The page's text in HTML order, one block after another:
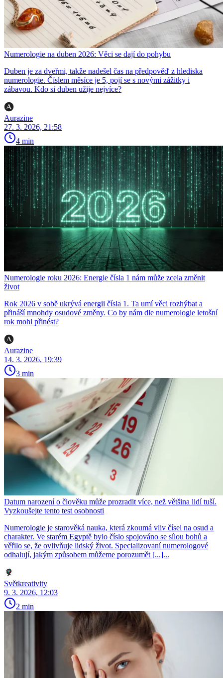
Numerologie na duben 2026: Věci se dají do pohybu
Duben je za dveřmi, takže nadešel čas na předpověď z hlediska
numerologie. Číslem měsíce je 5, pojí se s novými zážitky i
zábavou. Kdo si duben užije nejvíce?
Aurazine
27. 3. 2026, 21:58
4 min
Numerologie roku 2026: Energie čísla 1 nám může zcela změnit
život
Rok 2026 v sobě ukrývá energii čísla 1. Ta umí věci rozhýbat a
přináší mnohdy osudové změny. Co by nám dle numerologie letošní
rok mohl přinést?
Aurazine
14. 3. 2026, 19:39
3 min
Datum narození o člověku může prozradit více, než většina lidí tuší.
Vyzkoušejte tento test osobnosti
Numerologie je starověká nauka, která zkoumá vliv čísel na osud a
charakter. Ve starém Egyptě bylo číslo spojováno se sílou bohů a
věřilo se, že ovlivňuje lidský život. Specializovaní numerologové
odhalují, jakým způsobem můžeme porozumět [...]...
Světkreativity
9. 3. 2026, 12:03
2 min